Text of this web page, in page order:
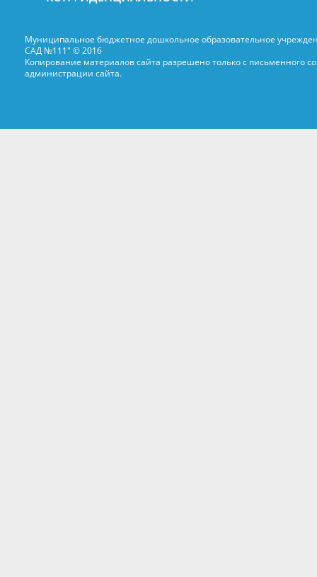
Муниципальное бюджетное дошкольное образовательное
САД №111" © 2016
Копирование материалов сайта разрешено только с письменного
администрации сайта.